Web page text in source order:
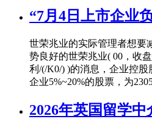
“7月4日上市企业
世荣兆业的实际管理者想要
势良好的世荣兆业( 00，收
利/(/K0/) )的消息，企业控
企业5%~20%的股票，为
2026年英国留学